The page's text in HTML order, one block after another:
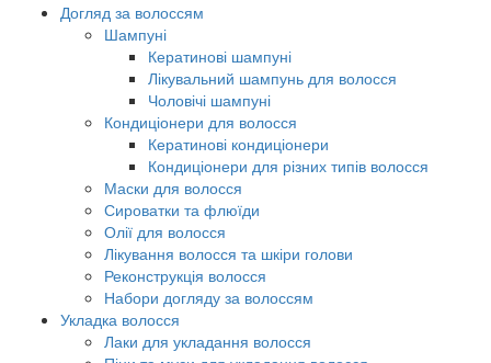
Догляд за волоссям
Шампуні
Кератинові шампуні
Лікувальний шампунь для волосся
Чоловічі шампуні
Кондиціонери для волосся
Кератинові кондиціонери
Кондиціонери для різних типів волосся
Маски для волосся
Сироватки та флюїди
Олії для волосся
Лікування волосся та шкіри голови
Реконструкція волосся
Набори догляду за волоссям
Укладка волосся
Лаки для укладання волосся